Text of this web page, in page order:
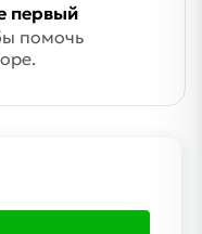
первый
помочь